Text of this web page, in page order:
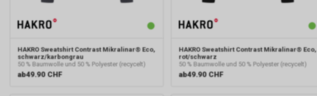
HAKRO Sweatshirt Contrast Mikralinar® Eco,
schwarz/karbongrau
50 % Baumwolle und 50 % Polyester (recycelt)
ab49.90 CHF
HAKRO Sweatshirt Contrast Mikralinar® Eco,
rot/schwarz
50 % Baumwolle und 50 % Polyester (recycelt)
ab49.90 CHF